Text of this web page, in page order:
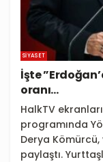
SIYASET
İşte
oranı…
HalkTV
programında
Derya Kömürcü,
paylaştı.